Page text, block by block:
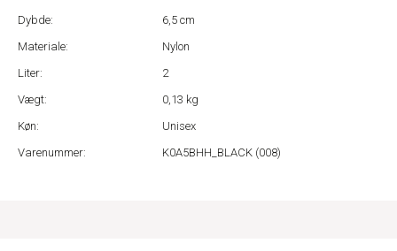
Dybde:
6,5 cm
Materiale:
Nylon
Liter:
2
Vægt:
0,13 kg
Køn:
Unisex
Varenummer:
K0A5BHH_BLACK (008)